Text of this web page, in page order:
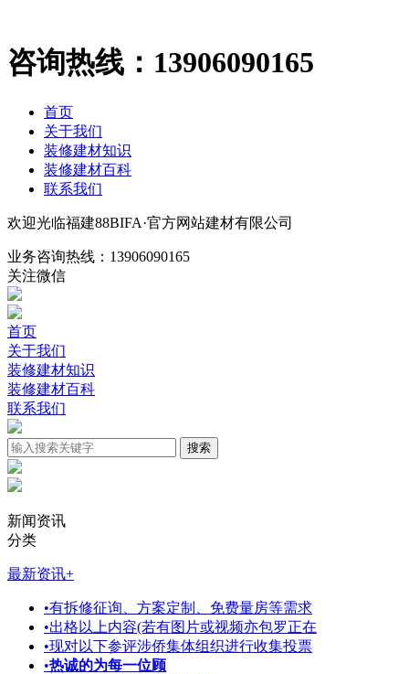
咨询热线： 13906090165
首页
关于我们
装修建材知识
装修建材百科
联系我们
欢迎光临福建88BIFA·官方网站建材有限公司
业务咨询热线： 13906090165
关注微信
首页
关于我们
装修建材知识
装修建材百科
联系我们
新闻资讯
分类
最新资讯+
•有拆修征询、方案定制、免费量房等需求
•出格以上内容(若有图片或视频亦包罗正在
•现对以下参评涉侨集体组织进行收集投票
•热诚的为每一位顾